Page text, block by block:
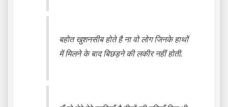
बहोत खुशनसीब होते है ना वो लोग जिनके हाथों
में मिलने के बाद बिछड़ने की लकीर नहीं होती.